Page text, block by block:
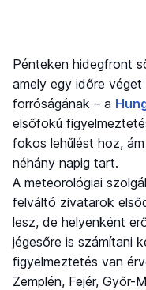
Pénteken hidegfront
amely egy időre
forróságának – a
elsőfokú
fokos lehűlést hoz,
néhány napig tart.
A meteorológiai
felváltó zivatarok
lesz, de helyenként
jégesőre is számítani
figyelmeztetés van
Zemplén, Fejér, Győr-